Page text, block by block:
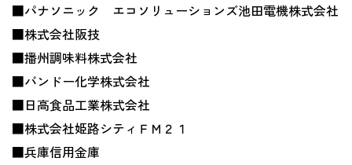
■パナソニック エコソリューションズ池田電機株式会社
■株式会社阪技
■播州調味料株式会社
■バンドー化学株式会社
■日高食品工業株式会社
■株式会社姫路シティＦＭ２１
■兵庫信用金庫